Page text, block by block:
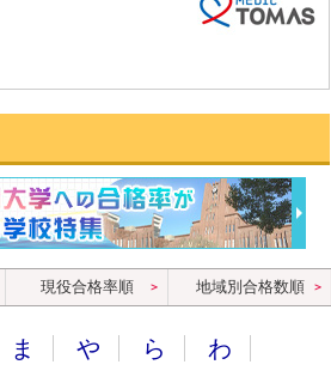
現役合格率順 地域別合格数順
ま や ら わ